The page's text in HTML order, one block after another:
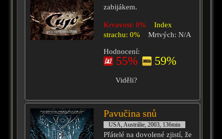
zabijákem.
Krvavost: 0%
Index
strachu: 0%
Mrtvých: N/A
Hodnocení:
55% 59%
Viděli?
Pavučina snů
USA, Austrálie, 2003, 136min
Přátelé na dovolené zjistí, že